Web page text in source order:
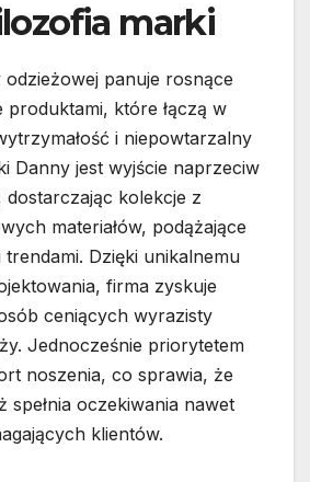
marki
panuje rosnące
produktami, które łączą w
i niepowtarzalny
Danny jest wyjście naprzeciw
kolekcje z
materiałów, podążające
Dzięki unikalnemu
firma zyskuje
ceniących wyrazisty
Jednocześnie priorytetem
noszenia, co sprawia, że
spełnia oczekiwania nawet
klientów.